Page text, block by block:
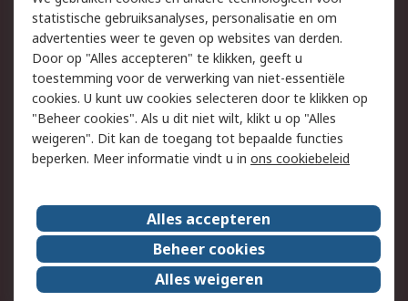
Track & Trace
Wettelijk
Cookiebeleid
Email veiligheid
Privacybeleid
Websitevoorwaarden
Algemene
verkoopvoorwaarden
Over RS
RS Group
Over ons
RS wereldwijd
Werken bij RS
ESG
statistische gebruiksanalyses, personalisatie en om
advertenties weer te geven op websites van derden.
Door op "Alles accepteren" te klikken, geeft u
toestemming voor de verwerking van niet-essentiële
cookies. U kunt uw cookies selecteren door te klikken op
"Beheer cookies". Als u dit niet wilt, klikt u op "Alles
weigeren". Dit kan de toegang tot bepaalde functies
beperken. Meer informatie vindt u in ons cookiebeleid
Alles accepteren
Beheer cookies
Alles weigeren